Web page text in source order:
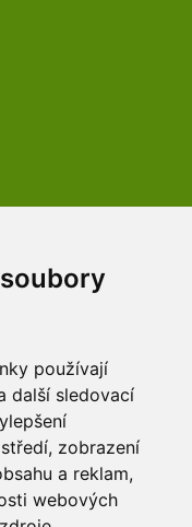
používají
další sledovací
zobrazení
a reklam,
webových
Youtube kanál arboreta